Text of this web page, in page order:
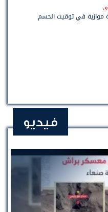
موازية في توقيت الحسم
فيديو